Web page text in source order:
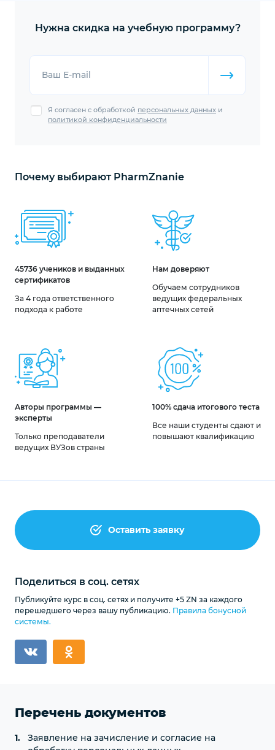
Нужна скидка на учебную программу?
Ваш E-mail
Я согласен с обработкой персональных данных и
политикой конфиденциальности
Почему выбирают PharmZnanie
45736 учеников и выданных
сертификатов
За 4 года ответственного
подхода к работе
Нам доверяют
Обучаем сотрудников
ведущих федеральных
аптечных сетей
Авторы программы —
эксперты
Только преподаватели
ведущих ВУЗов страны
100% сдача итогового теста
Все наши студенты сдают и
повышают квалификацию
Оставить заявку
Поделиться в соц. сетях
Публикуйте курс в соц. сетях и получите +5 ZN за каждого
перешедшего через вашу публикацию. Правила бонусной
системы.
Перечень документов
Заявление на зачисление и согласие на